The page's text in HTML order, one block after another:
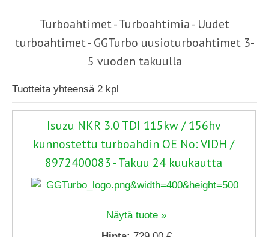
Turboahtimet - Turboahtimia - Uudet
turboahtimet - GGTurbo uusioturboahtimet 3-
5 vuoden takuulla
Tuotteita yhteensä 2 kpl
Isuzu NKR 3.0 TDI 115kw / 156hv
kunnostettu turboahdin OE No: VIDH /
8972400083 - Takuu 24 kuukautta
Näytä tuote »